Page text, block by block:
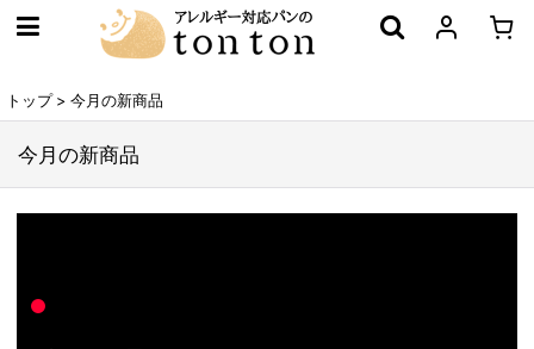
トップ > 今月の新商品
今月の新商品